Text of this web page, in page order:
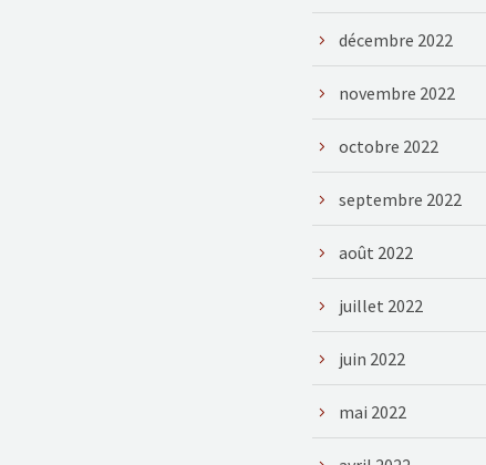
décembre 2022
novembre 2022
octobre 2022
septembre 2022
août 2022
juillet 2022
juin 2022
mai 2022